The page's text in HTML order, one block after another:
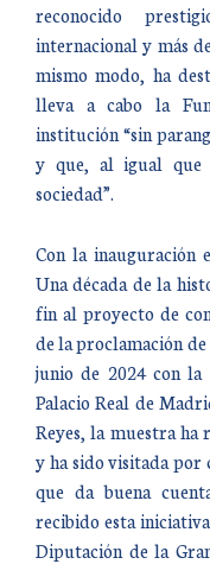
reconocido
internacional y más
mismo modo, ha
lleva a cabo la
institución “sin
y que, al igual que
sociedad”.
Con la inauguración
Una década de la
fin al proyecto de
de la proclamación
junio de 2024 con la
Palacio Real de
Reyes, la muestra ha
y ha sido visitada por
que da buena
recibido esta
Diputación de la